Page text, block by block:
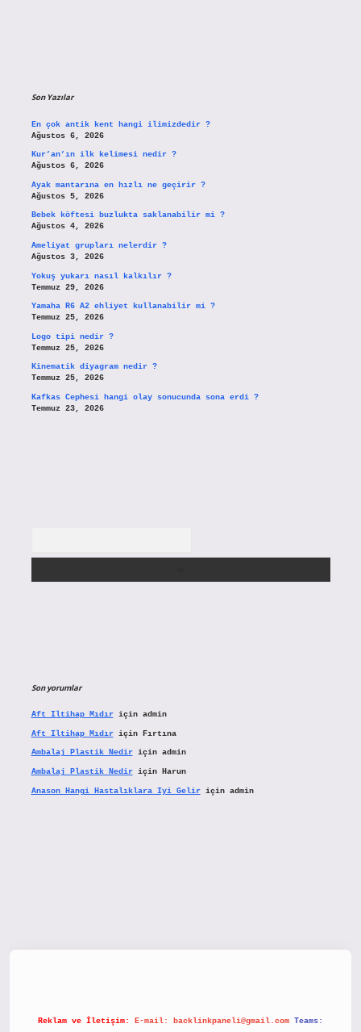
Son Yazılar
En çok antik kent hangi ilimizdedir ?
Ağustos 6, 2026
Kur’an’ın ilk kelimesi nedir ?
Ağustos 6, 2026
Ayak mantarına en hızlı ne geçirir ?
Ağustos 5, 2026
Bebek köftesi buzlukta saklanabilir mi ?
Ağustos 4, 2026
Ameliyat grupları nelerdir ?
Ağustos 3, 2026
Yokuş yukarı nasıl kalkılır ?
Temmuz 29, 2026
Yamaha R6 A2 ehliyet kullanabilir mi ?
Temmuz 25, 2026
Logo tipi nedir ?
Temmuz 25, 2026
Kinematik diyagram nedir ?
Temmuz 25, 2026
Kafkas Cephesi hangi olay sonucunda sona erdi ?
Temmuz 23, 2026
Son yorumlar
Aft Iltihap Mıdıriçin admin
Aft Iltihap Mıdıriçin Fırtına
Ambalaj Plastik Nediriçin admin
Ambalaj Plastik Nediriçin Harun
Anason Hangi Hastalıklara Iyi Geliriçin admin
Reklam ve İletişim: E-mail: backlinkpaneli@gmail.com Teams: